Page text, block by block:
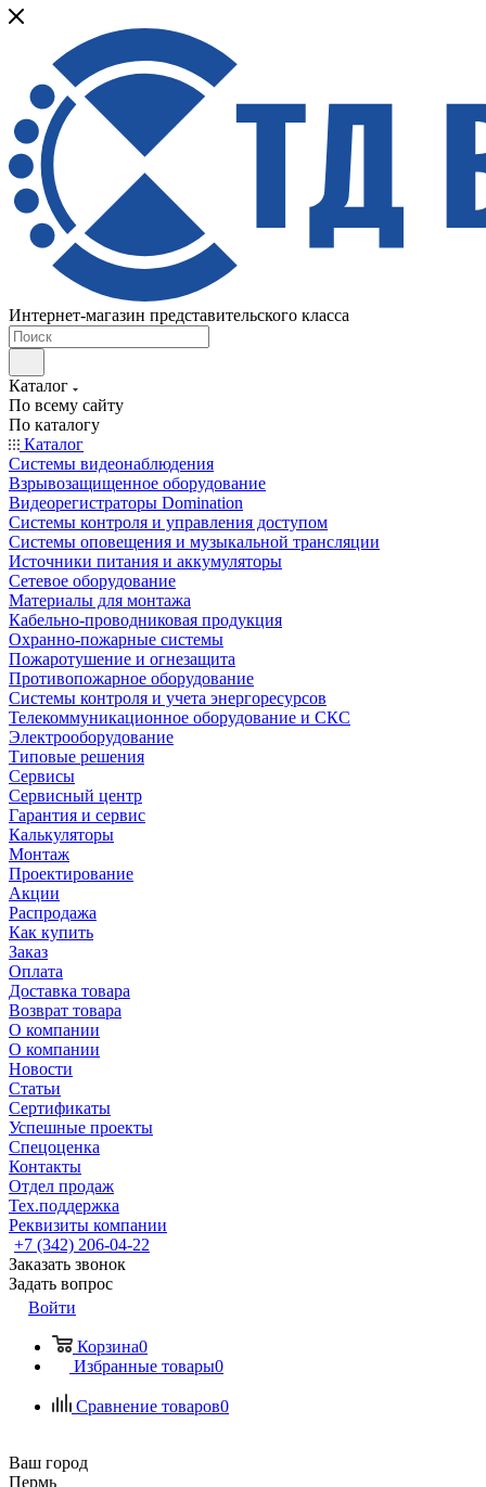
Интернет-магазин представительского класса
Каталог
По всему сайту
По каталогу
Каталог
Системы видеонаблюдения
Взрывозащищенное оборудование
Видеорегистраторы Domination
Системы контроля и управления доступом
Системы оповещения и музыкальной трансляции
Источники питания и аккумуляторы
Сетевое оборудование
Материалы для монтажа
Кабельно-проводниковая продукция
Охранно-пожарные системы
Пожаротушение и огнезащита
Противопожарное оборудование
Системы контроля и учета энергоресурсов
Телекоммуникационное оборудование и СКС
Электрооборудование
Типовые решения
Сервисы
Сервисный центр
Гарантия и сервис
Калькуляторы
Монтаж
Проектирование
Акции
Распродажа
Как купить
Заказ
Оплата
Доставка товара
Возврат товара
О компании
О компании
Новости
Статьи
Сертификаты
Успешные проекты
Спецоценка
Контакты
Отдел продаж
Тех.поддержка
Реквизиты компании
+7 (342) 206-04-22
Заказать звонок
Задать вопрос
Войти
Корзина0
Избранные товары0
Сравнение товаров0
Ваш город
Пермь